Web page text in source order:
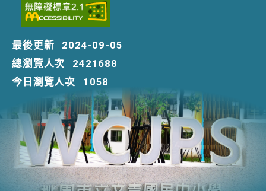
最後更新
2024-09-05
總瀏覽人次
2421688
今日瀏覽人次
1058